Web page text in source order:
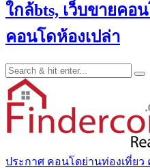
ใกล้bts, เว็บขายคอ
คอนโดห้องเปล่า
ประกาศ คอนโดย่านท่องเที่ย